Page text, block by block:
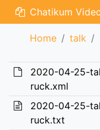
Chatikum
Home talk
2020-04-25-
ruck.xml
2020-04-25-
ruck.txt